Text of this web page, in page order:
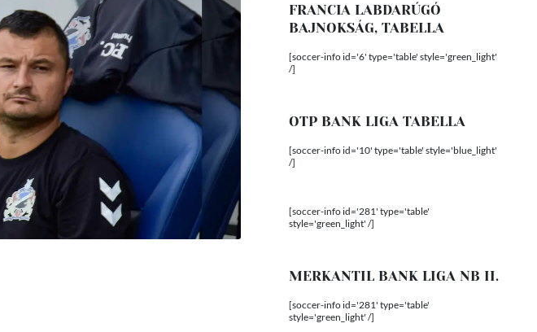
FRANCIA LABDARÚGÓ
BAJNOKSÁG, TABELLA
[soccer-info id='6' type='table' style='green_light'
/]
OTP BANK LIGA TABELLA
[soccer-info id='10' type='table' style='blue_light'
/]
[soccer-info id='281' type='table'
style='green_light' /]
MERKANTIL BANK LIGA NB II.
[soccer-info id='281' type='table'
style='green_light' /]